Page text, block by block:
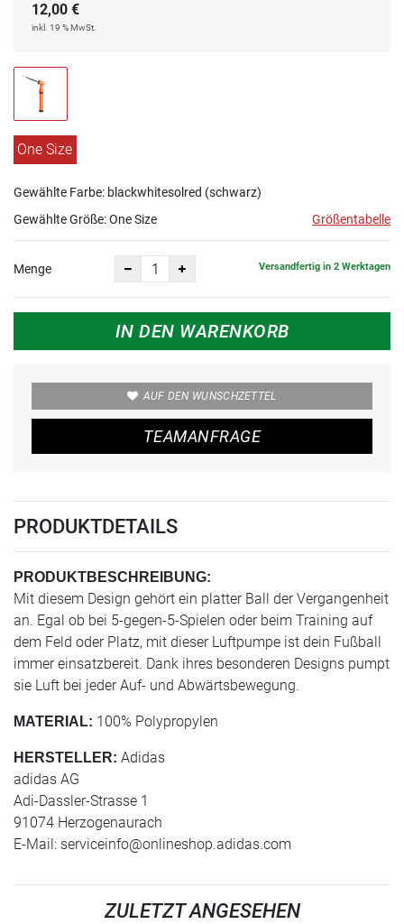
12,00 €
inkl. 19 % MwSt.
One Size
Gewählte Farbe: blackwhitesolred (schwarz)
Gewählte Größe:One Size Größentabelle
Menge Versandfertig in 2 Werktagen
IN DEN WARENKORB
AUF DEN WUNSCHZETTEL
TEAMANFRAGE
PRODUKTDETAILS
PRODUKTBESCHREIBUNG:
Mit diesem Design gehört ein platter Ball der Vergangenheit
an. Egal ob bei 5-gegen-5-Spielen oder beim Training auf
dem Feld oder Platz, mit dieser Luftpumpe ist dein Fußball
immer einsatzbereit. Dank ihres besonderen Designs pumpt
sie Luft bei jeder Auf- und Abwärtsbewegung.
MATERIAL: 100% Polypropylen
HERSTELLER: Adidas
adidas AG
Adi-Dassler-Strasse 1
91074 Herzogenaurach
E-Mail: serviceinfo@onlineshop.adidas.com
ZULETZT ANGESEHEN